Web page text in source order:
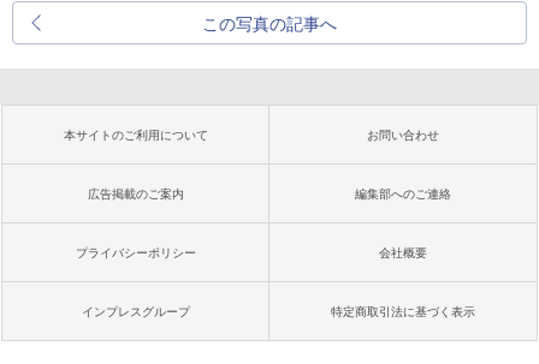
この写真の記事へ
本サイトのご利用について お問い合わせ
広告掲載のご案内 編集部へのご連絡
プライバシーポリシー 会社概要
インプレスグループ 特定商取引法に基づく表示